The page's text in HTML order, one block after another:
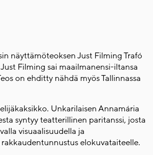
näyttämöteoksen Just Filming Trafó
Filming sai maailmanensi-iltansa
on ehditty nähdä myös Tallinnassa
Unkarilaisen Annamária
syntyy teatterillinen paritanssi, josta
visuaalisuudella ja
elokuvataiteelle.